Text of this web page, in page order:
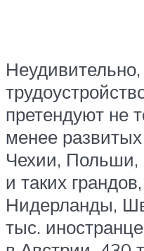
претендуют не
менее
Чехии,
и таких
Нидерланды,
тыс.